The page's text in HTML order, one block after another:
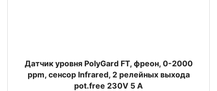
Датчик уровня PolyGard FT, фреон, 0-2000
ppm, сенсор Infrared, 2 релейных выхода
pot.free 230V 5 A